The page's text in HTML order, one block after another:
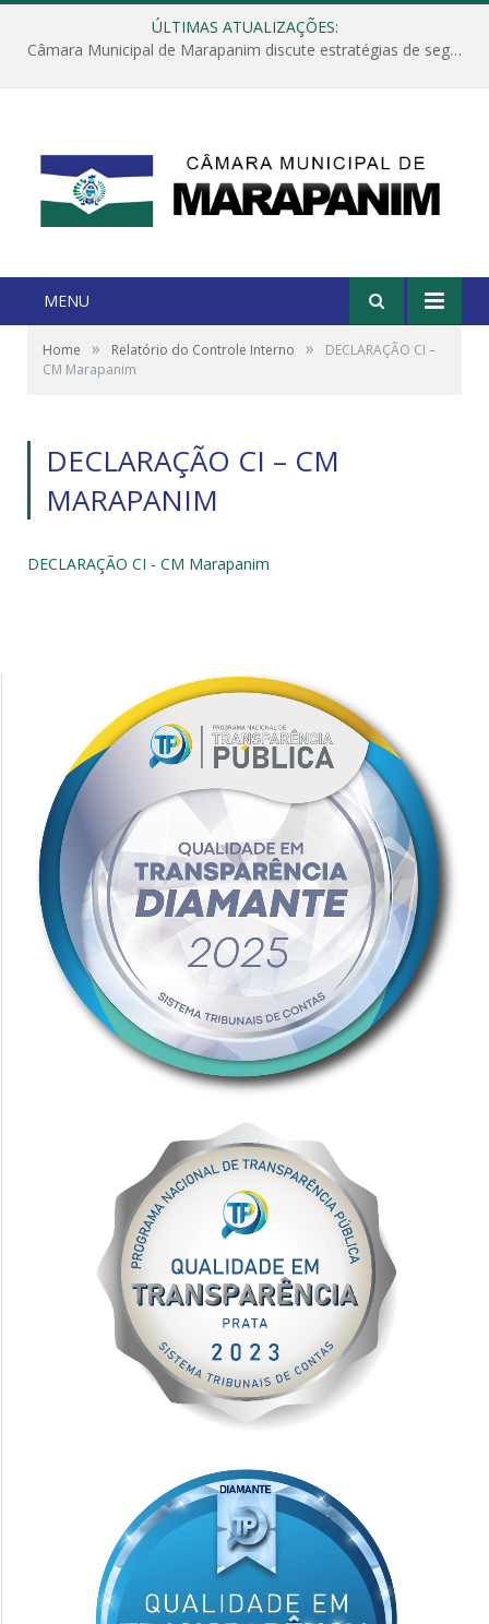
ÚLTIMAS ATUALIZAÇÕES:
Câmara Municipal de Marapanim discute estratégias de segurança com autoridades e poder executivo
MENU
Home » Relatório do Controle Interno »
DECLARAÇÃO CI –
CM Marapanim
DECLARAÇÃO CI – CM
MARAPANIM
DECLARAÇÃO CI - CM Marapanim